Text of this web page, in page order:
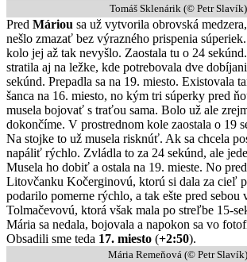
Tomáš Sklenárik (© Petr Slavík)
Pred Máriou sa už vytvorila obrovská
nešlo zmazať bez výrazného prispenia
kolo jej až tak nevyšlo. Zaostala tu o 24
stratila aj na ležke, kde potrebovala dve
sekúnd. Prepadla sa na 19. miesto. Existovala
šanca na 16. miesto, no kým tri súperky pred
musela bojovať s traťou sama. Bolo už ale
dokončíme. V prostrednom kole zaostala o 19
Na stojke to už musela risknúť. Ak sa chcela
napáliť rýchlo. Zvládla to za 24 sekúnd, ale
Musela ho dobiť a ostala na 19. mieste. No
Litovčanku Kočerginovú, ktorú si dala za cieľ
podarilo pomerne rýchlo, a tak ešte pred sebou
Tolmačevovú, ktorá však mala po streľbe 15-
Mária sa nedala, bojovala a napokon sa vo
Obsadili sme teda 17. miesto (+2:50).
Mária Remeňová (© Petr Slavík)